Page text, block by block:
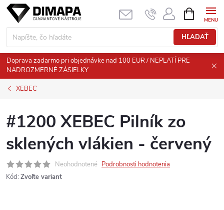
Prejsť
obsah
HĽADAŤ
KOŠÍK
Doprava zadarmo pri objednávke nad 100 EUR / NEPLATÍ PRE
NADROZMERNÉ ZÁSIELKY
XEBEC
#1200 XEBEC Pilník zo
sklených vlákien - červený
Neohodnotené Podrobnosti hodnotenia
Kód: Zvoľte variant